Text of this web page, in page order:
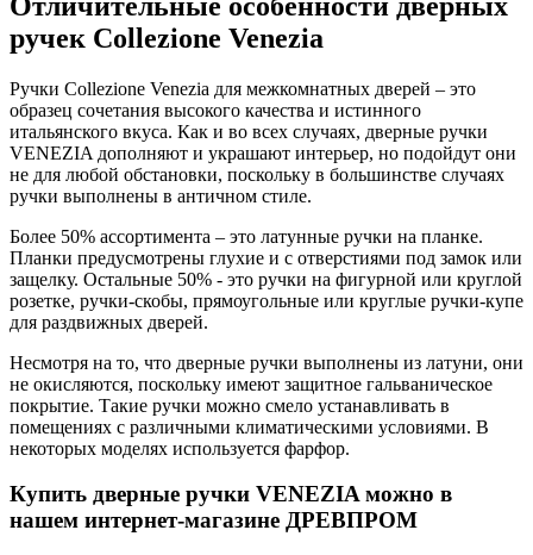
ручек Collezione Venezia
Ручки Collezione Venezia для межкомнатных дверей – это
образец сочетания высокого качества и истинного
итальянского вкуса. Как и во всех случаях, дверные ручки
VENEZIA дополняют и украшают интерьер, но подойдут они
не для любой обстановки, поскольку в большинстве случаях
ручки выполнены в античном стиле.
Более 50% ассортимента – это латунные ручки на планке.
Планки предусмотрены глухие и с отверстиями под замок или
защелку. Остальные 50% - это ручки на фигурной или круглой
розетке, ручки-скобы, прямоугольные или круглые ручки-купе
для раздвижных дверей.
Несмотря на то, что дверные ручки выполнены из латуни, они
не окисляются, поскольку имеют защитное гальваническое
покрытие. Такие ручки можно смело устанавливать в
помещениях с различными климатическими условиями. В
некоторых моделях используется фарфор.
Купить дверные ручки VENEZIA можно в
нашем интернет-магазине ДРЕВПРОМ